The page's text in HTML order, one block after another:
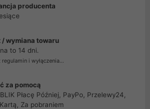
producenta
/ wymiana towaru
to 14 dni.
i wyłączenia...
za pomocą
Płacę Później, PayPo, Przelewy24,
Za pobraniem